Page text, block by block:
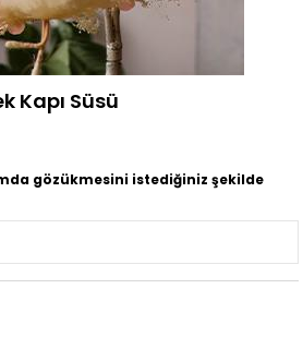
Kapı Süsü
gözükmesini istediğiniz şekilde